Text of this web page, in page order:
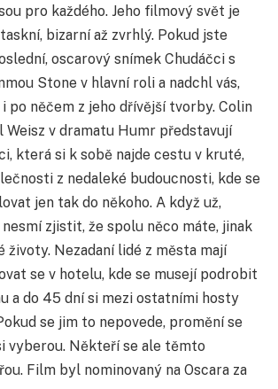
pro každého. Jeho filmový svět je
bizarní až zvrhlý. Pokud jste
oscarový snímek Chudáčci s
Stone v hlavní roli a nadchl vás,
po něčem z jeho dřívější tvorby. Colin
Weisz v dramatu Humr představují
která si k sobě najde cestu v kruté,
z nedaleké budoucnosti, kde se
jen tak do někoho. A když už,
zjistit, že spolu něco máte, jinak
životy. Nezadaní lidé z města mají
se v hotelu, kde se musejí podrobit
a do 45 dní si mezi ostatními hosty
se jim to nepovede, promění se
vyberou. Někteří se ale těmto
Film byl nominovaný na Oscara za